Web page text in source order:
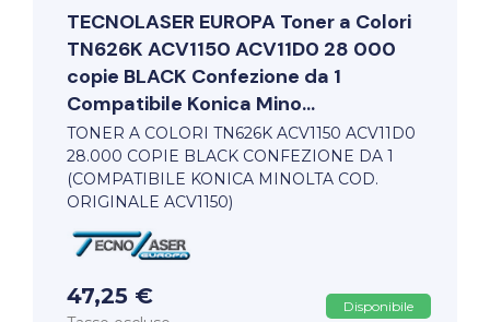
TECNOLASER EUROPA Toner a Colori
TN626K ACV1150 ACV11D0 28 000
copie BLACK Confezione da 1
Compatibile Konica Mino...
TONER A COLORI TN626K ACV1150 ACV11D0
28.000 COPIE BLACK CONFEZIONE DA 1
(COMPATIBILE KONICA MINOLTA COD.
ORIGINALE ACV1150)
47,25 € Disponibile